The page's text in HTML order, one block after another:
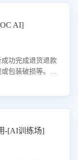
AI]
功完成退货退款
包装破损等。结
-[AI训练场]